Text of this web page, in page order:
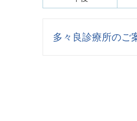
多々良診療所のご